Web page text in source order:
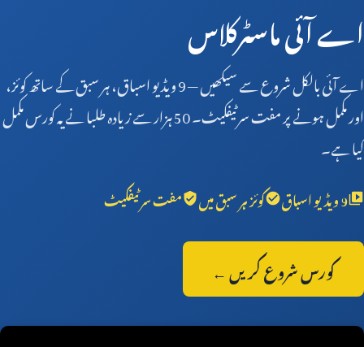
اے آئی ماسٹرکلاس
اے آئی بالکل شروع سے سیکھیں —9ویڈیو اسباق، ہر سبق کے ساتھ کوئز،
اور مکمل ہونے پر مفت سرٹیفکیٹ۔50ہزار سے زیادہ طلبا نے یہ کورس مکمل
کیا ہے۔
9ویڈیو اسباق کوئز ہر سبق میں مفت سرٹیفکیٹ
کورس شروع کریں ←